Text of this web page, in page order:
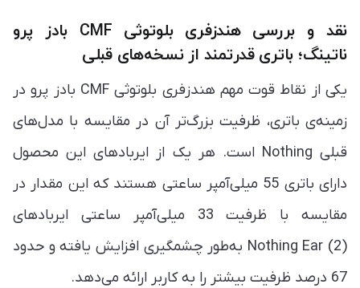
نقد و بررسی هندزفری بلوتوثی CMF بادز پرو
ناتینگ؛ باتری قدرتمند از نسخه‌های قبلی
یکی از نقاط قوت مهم هندزفری بلوتوثی CMF بادز پرو در
زمینه‌ی باتری، ظرفیت بزرگ‌تر آن در مقایسه با مدل‌های
قبلی Nothing است. هر یک از ایربادهای این محصول
دارای باتری 55 میلی‌آمپر ساعتی هستند که این مقدار در
مقایسه با ظرفیت 33 میلی‌آمپر ساعتی ایربادهای
Nothing Ear (2) به‌طور چشمگیری افزایش یافته و حدود
67 درصد ظرفیت بیشتر را به کاربر ارائه می‌دهد.